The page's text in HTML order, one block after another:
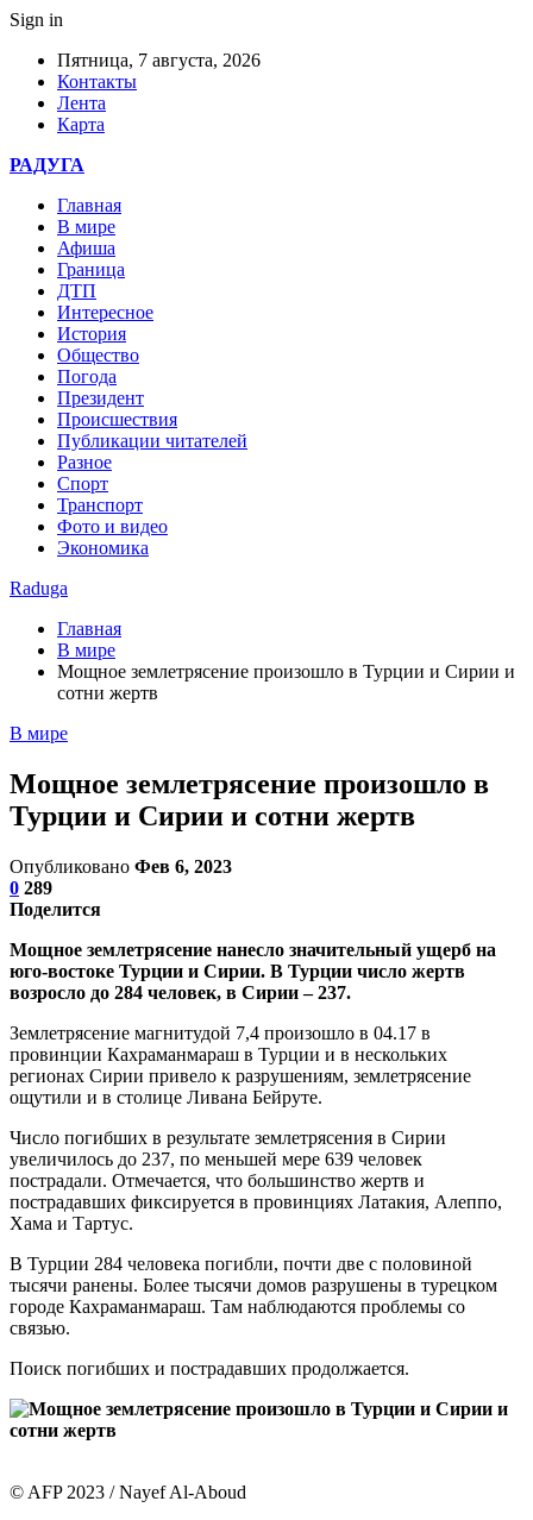
Sign in
Пятница, 7 августа, 2026
Контакты
Лента
Карта
РАДУГА
Главная
В мире
Афиша
Граница
ДТП
Интересное
История
Общество
Погода
Президент
Происшествия
Публикации читателей
Разное
Спорт
Транспорт
Фото и видео
Экономика
Raduga
Главная
В мире
Мощное землетрясение произошло в Турции и Сирии и
сотни жертв
В мире
Мощное землетрясение произошло в
Турции и Сирии и сотни жертв
Опубликовано Фев 6, 2023
0 289
Поделится
Мощное землетрясение нанесло значительный ущерб на
юго-востоке Турции и Сирии. В Турции число жертв
возросло до 284 человек, в Сирии – 237.
Землетрясение магнитудой 7,4 произошло в 04.17 в
провинции Кахраманмараш в Турции и в нескольких
регионах Сирии привело к разрушениям, землетрясение
ощутили и в столице Ливана Бейруте.
Число погибших в результате землетрясения в Сирии
увеличилось до 237, по меньшей мере 639 человек
пострадали. Отмечается, что большинство жертв и
пострадавших фиксируется в провинциях Латакия, Алеппо,
Хама и Тартус.
В Турции 284 человека погибли, почти две с половиной
тысячи ранены. Более тысячи домов разрушены в турецком
городе Кахраманмараш. Там наблюдаются проблемы со
связью.
Поиск погибших и пострадавших продолжается.
© AFP 2023 / Nayef Al-Aboud